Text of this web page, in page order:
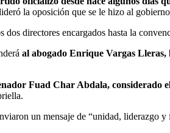
la oposición que se le hizo al
dos directores encargados hasta la
al abogado Enrique Vargas
Fuad Char Abdala, considerado
un mensaje de “unidad,